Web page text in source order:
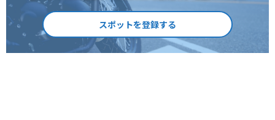
スポットを登録する